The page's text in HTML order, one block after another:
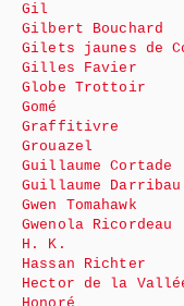
Gil
Gilbert Bouchard
Gilets jaunes de
Gilles Favier
Globe Trottoir
Gomé
Graffitivre
Grouazel
Guillaume Cortade
Guillaume Darribau
Gwen Tomahawk
Gwenola Ricordeau
H. K.
Hassan Richter
Hector de la